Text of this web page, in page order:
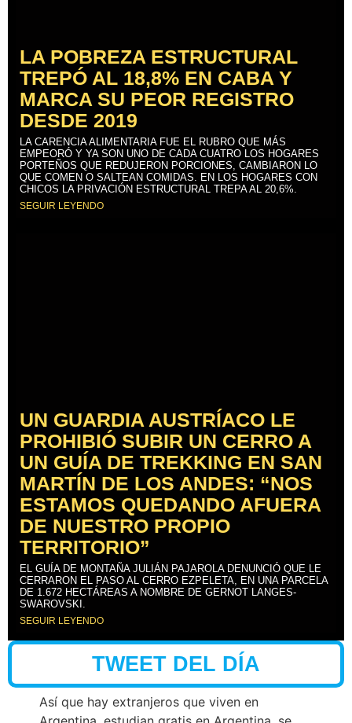
LA POBREZA ESTRUCTURAL
TREPÓ AL 18,8% EN CABA Y
MARCA SU PEOR REGISTRO
DESDE 2019
LA CARENCIA ALIMENTARIA FUE EL RUBRO QUE MÁS
EMPEORÓ Y YA SON UNO DE CADA CUATRO LOS HOGARES
PORTEÑOS QUE REDUJERON PORCIONES, CAMBIARON LO
QUE COMEN O SALTEAN COMIDAS. EN LOS HOGARES CON
CHICOS LA PRIVACIÓN ESTRUCTURAL TREPA AL 20,6%.
SEGUIR LEYENDO
UN GUARDIA AUSTRÍACO LE
PROHIBIÓ SUBIR UN CERRO A
UN GUÍA DE TREKKING EN SAN
MARTÍN DE LOS ANDES: “NOS
ESTAMOS QUEDANDO AFUERA
DE NUESTRO PROPIO
TERRITORIO”
EL GUÍA DE MONTAÑA JULIÁN PAJAROLA DENUNCIÓ QUE LE
CERRARON EL PASO AL CERRO EZPELETA, EN UNA PARCELA
DE 1.672 HECTÁREAS A NOMBRE DE GERNOT LANGES-
SWAROVSKI.
SEGUIR LEYENDO
TWEET DEL DÍA
Así que hay extranjeros que viven en